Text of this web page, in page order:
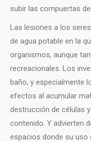
subir las compuertas
Las lesiones a los
de agua potable en la
organismos, aunque
recreacionales. Los
baño, y especialmente
efectos al acumular
destrucción de células
contenido. Y advierten
espacios donde su uso